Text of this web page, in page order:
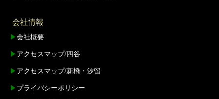
会社情報
▶会社概要
▶ アクセスマップ/四谷
▶ アクセスマップ/新橋・汐留
▶ プライバシーポリシー